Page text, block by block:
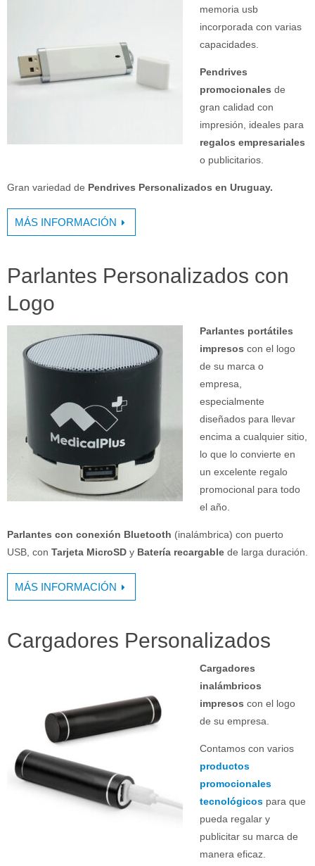
memoria usb
incorporada con varias
capacidades.
Pendrives
promocionales de
gran calidad con
impresión, ideales para
regalos empresariales
o publicitarios.
Gran variedad de Pendrives Personalizados en Uruguay.
MÁS INFORMACIÓN
Parlantes Personalizados con
Logo
Parlantes portátiles
impresos con el logo
de su marca o
empresa,
especialmente
diseñados para llevar
encima a cualquier sitio,
lo que lo convierte en
un excelente regalo
promocional para todo
el año.
Parlantes con conexión Bluetooth (inalámbrica) con puerto
USB, con Tarjeta MicroSD y Batería recargable de larga duración.
MÁS INFORMACIÓN
Cargadores Personalizados
Cargadores
inalámbricos
impresos con el logo
de su empresa.
Contamos con varios
productos
promocionales
tecnológicos para que
pueda regalar y
publicitar su marca de
manera eficaz.